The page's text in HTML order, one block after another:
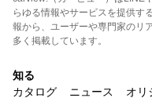
らゆる情報やサービスを提供す
報から、ユーザーや専門家のリ
多く掲載しています。
知る
カタログ
ニュース オリ